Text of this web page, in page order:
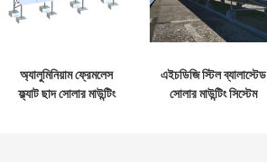
অ্যালুমিনিয়াম ফ্রেমলেস
ফ্ল্যাট ছাদ সোলার মাউন্টিং
এইচডিজি স্টিল ব্যালাস্টেড
সোলার মাউন্টিং সিস্টেম